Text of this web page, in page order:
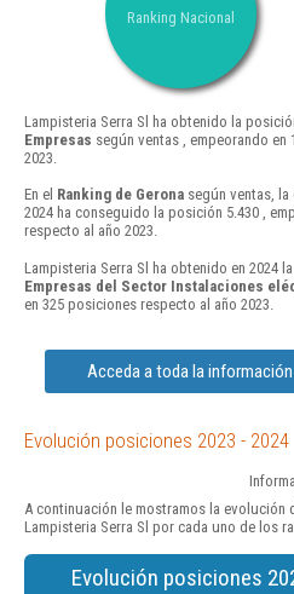
Ranking Nacional
Lampisteria Serra Sl ha obtenido la
Empresas según ventas , empeorando
2023.
En el Ranking de Gerona según ventas, la
2024 ha conseguido la posición 5.430 ,
respecto al año 2023.
Lampisteria Serra Sl ha obtenido en 2024
Empresas del Sector Instalaciones
en 325 posiciones respecto al año 2023.
Acceda a toda la
Evolución posiciones 2023 - 2024
A continuación le mostramos la evolución
Lampisteria Serra Sl por cada uno de los
Evolución posiciones